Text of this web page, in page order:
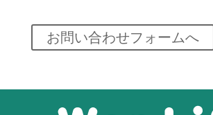
お問い合わせフォームへ